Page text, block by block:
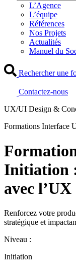
L’Agence
L’équipe
Références
Nos Projets
Actualités
Manuel du
Rechercher une
Contactez-nous
UX/UI Design &
Formations Interface
Initiation
avec l’UX
Renforcez votre
stratégique et
Niveau :
Initiation